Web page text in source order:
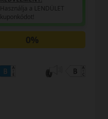
Használja a LENDÜLET
kuponkódot!
0%